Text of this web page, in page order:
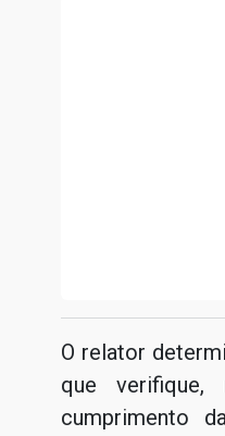
O relator
que
cumprimento